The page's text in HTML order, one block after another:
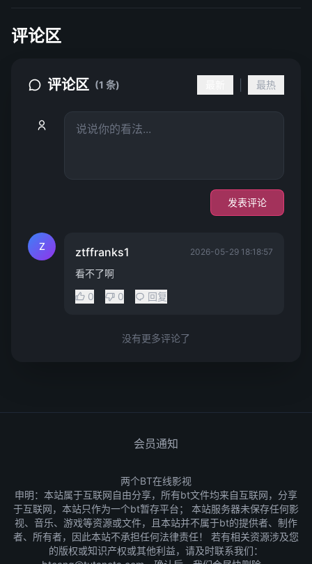
评论区
评论区 (1 条) 最热
发表评论
Z ztffranks1 2026-05-29 18:18:57
看不了啊
0
0 回复
没有更多评论了
会员通知
两个BT在线影视
申明：本站属于互联网自由分享，所有bt文件均来自互联网，分享
于互联网，本站只作为一个bt暂存平台； 本站服务器未保存任何影
视、音乐、游戏等资源或文件，且本站并不属于bt的提供者、制作
者、所有者，因此本站不承担任何法律责任！ 若有相关资源涉及您
的版权或知识产权或其他利益，请及时联系我们：